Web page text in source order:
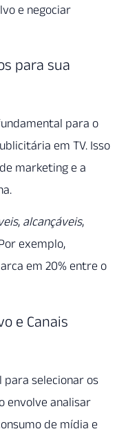
e negociar
para sua
para o
em TV. Isso
marketing e a
, alcançáveis,
exemplo,
em 20% entre o
e Canais
para selecionar os
envolve analisar
de mídia e